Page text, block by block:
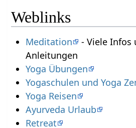
Weblinks
Meditation
- Viele Infos
Anleitungen
Yoga Übungen
Yogaschulen und Yoga
Yoga Reisen
Ayurveda Urlaub
Retreat